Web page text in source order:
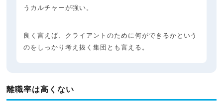
うカルチャーが強い。
良く言えば、クライアントのために何ができるかという
のをしっかり考え抜く集団とも言える。
離職率は高くない